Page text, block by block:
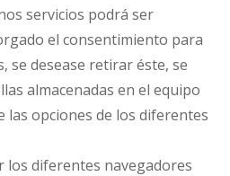
servicios podrá ser
el consentimiento para
se desease retirar éste, se
almacenadas en el equipo
las opciones de los diferentes
los diferentes navegadores